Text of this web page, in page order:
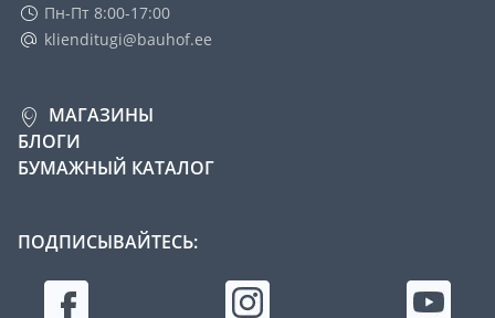
Пн-Пт 8:00-17:00
klienditugi@bauhof.ee
МАГАЗИНЫ
БЛОГИ
БУМАЖНЫЙ КАТАЛОГ
ПОДПИСЫВАЙТЕСЬ: